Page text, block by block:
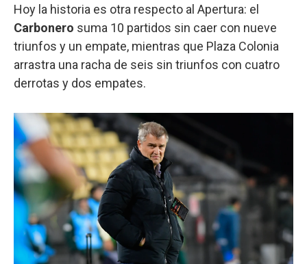
Hoy la historia es otra respecto al Apertura: el
Carbonero suma 10 partidos sin caer con nueve
triunfos y un empate, mientras que Plaza Colonia
arrastra una racha de seis sin triunfos con cuatro
derrotas y dos empates.